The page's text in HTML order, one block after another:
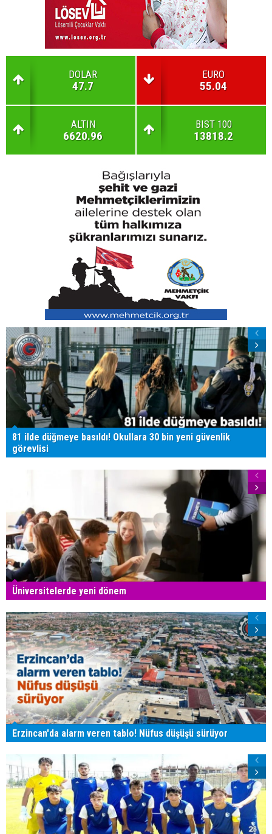
DOLAR
47.7
EURO
55.04
ALTIN
6620.96
BIST 100
13818.2
81 ilde düğmeye basıldı! Okullara 30 bin yeni güvenlik
görevlisi
Üniversitelerde yeni dönem
Erzincan'da alarm veren tablo! Nüfus düşüşü sürüyor